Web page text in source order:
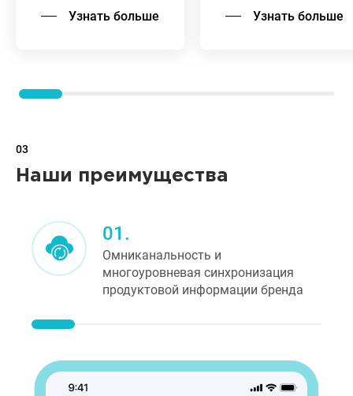
Узнать больше Узнать больше
03
Наши преимущества
01.
Омниканальность и
многоуровневая синхронизация
продуктовой информации бренда